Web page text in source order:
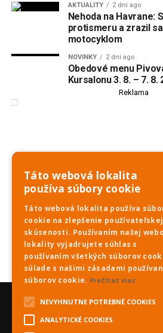
AKTUALITY 2 dni ago
Nehoda na Havrane:
protismeru a zrazil
motocyklom
NOVINKY 2 dni ago
Obedové menu
Kursalonu 3. 8. – 7. 8.
Reklama
Táto webová lokalita
používa súbory cookie
Táto webová lokalita používa
cookie na zlepšenie používateľskej
skúsenosti. Používaním našej
lokality vyjadrujete súhlas s
používaním všetkých súborov
súlade s našimi zásadami
súborov cookie. Prečítať viac
NEVYHNUTNE POTREBNÉ COOKIES
ANALYTICKÉ COOKIES